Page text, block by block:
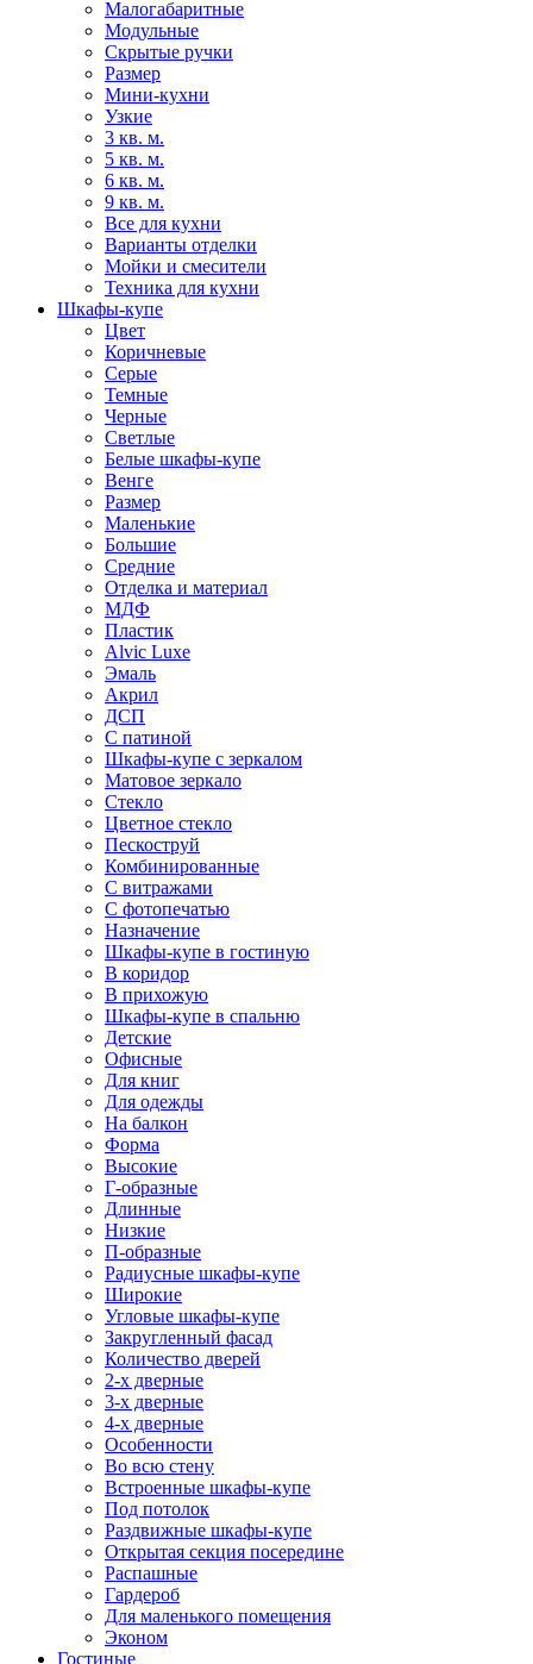
Малогабаритные
Модульные
Скрытые ручки
Размер
Мини-кухни
Узкие
3 кв. м.
5 кв. м.
6 кв. м.
9 кв. м.
Все для кухни
Варианты отделки
Мойки и смесители
Техника для кухни
Шкафы-купе
Цвет
Коричневые
Серые
Темные
Черные
Светлые
Белые шкафы-купе
Венге
Размер
Маленькие
Большие
Средние
Отделка и материал
МДФ
Пластик
Alvic Luxe
Эмаль
Акрил
ДСП
С патиной
Шкафы-купе с зеркалом
Матовое зеркало
Стекло
Цветное стекло
Пескоструй
Комбинированные
С витражами
С фотопечатью
Назначение
Шкафы-купе в гостиную
В коридор
В прихожую
Шкафы-купе в спальню
Детские
Офисные
Для книг
Для одежды
На балкон
Форма
Высокие
Г-образные
Длинные
Низкие
П-образные
Радиусные шкафы-купе
Широкие
Угловые шкафы-купе
Закругленный фасад
Количество дверей
2-х дверные
3-х дверные
4-х дверные
Особенности
Во всю стену
Встроенные шкафы-купе
Под потолок
Раздвижные шкафы-купе
Открытая секция посередине
Распашные
Гардероб
Для маленького помещения
Эконом
Гостиные